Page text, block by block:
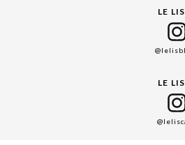
LE LIS
LE